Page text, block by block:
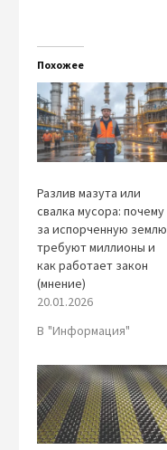
Похожее
Разлив мазута или
свалка мусора: почему
за испорченную землю
требуют миллионы и
как работает закон
(мнение)
20.01.2026
В "Информация"